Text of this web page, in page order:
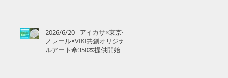
2026/6/20 - アイカサ×東京モ
ノレール×VIKI共創オリジナ
ルアート傘350本提供開始